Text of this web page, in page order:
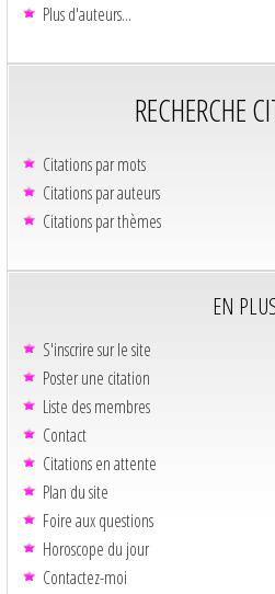
Plus d'auteurs...
RECHERCHE
Citations par mots
Citations par auteurs
Citations par thèmes
EN
S'inscrire sur le site
Poster une citation
Liste des membres
Contact
Citations en attente
Plan du site
Foire aux questions
Horoscope du jour
Contactez-moi